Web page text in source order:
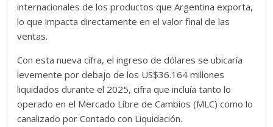
internacionales de los productos que Argentina exporta,
lo que impacta directamente en el valor final de las
ventas.
Con esta nueva cifra, el ingreso de dólares se ubicaría
levemente por debajo de los US$36.164 millones
liquidados durante el 2025, cifra que incluía tanto lo
operado en el Mercado Libre de Cambios (MLC) como lo
canalizado por Contado con Liquidación.